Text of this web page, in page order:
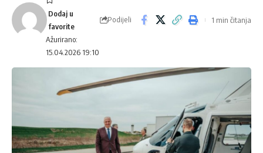
Ažurirano:
15.04.2026 19:10
Podijeli 1 min čitanja